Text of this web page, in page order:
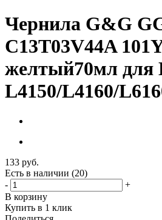
Чернила G&G
C13T03V44A
желтый70мл для
L4150/L4160/
133 руб.
Есть в наличии (20)
-
+
В корзину
Купить в 1 клик